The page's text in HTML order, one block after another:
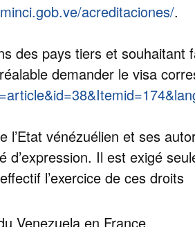
acreditaciones/.
des pays tiers et souhaitant
demander le visa
l’Etat vénézuélien et ses
Il est exigé
l’exercice de ces droits
Venezuela en France